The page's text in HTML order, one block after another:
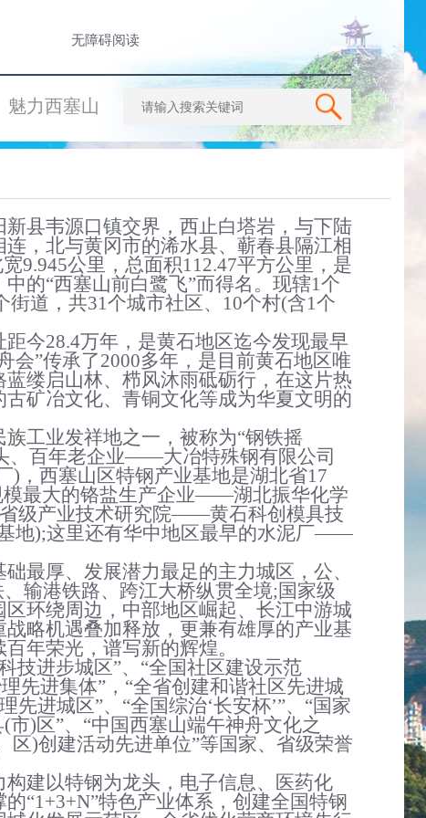
无障碍阅读
魅力西塞山
新县韦源口镇交界，西止白塔岩，与下陆
，北与黄冈市的浠水县、蕲春县隔江相
9.945公里，总面积112.47平方公里， 是
中的“西塞山前白鹭飞”而得名。现辖1个
道，共31个城市社区、10个村(含1个
距今28.4万年，是黄石地区迄今发现最早
会”传承了2000多年，是目前黄石地区唯
蓝缕启山林、栉风沐雨砥砺行，在这片热
矿冶文化、青铜文化等成为华夏文明的
工业发祥地之一，被称为“钢铁摇
、百年老企业——大冶特殊钢有限公司
)，西塞山区特钢产业基地是湖北省17
最大的铬盐生产企业——湖北振华化学
级产业技术研究院——黄石科创模具技
地);这里还有华中地区最早的水泥厂——
最厚、发展潜力最足的主力城区，公、
输港铁路、跨江大桥纵贯全境;国家级
环绕周边，中部地区崛起、长江中游城
略机遇叠加释放，更兼有雄厚的产业基
年荣光，谱写新的辉煌。
技进步城区”、“全国社区建设示范
先进集体”，“全省创建和谐社区先进城
先进城区”、“全国综治‘长安杯’”、“国家
市)区”、 “中国西塞山端午神舟文化之
区)创建活动先进单位”等国家、省级荣誉
构建以特钢为龙头，电子信息、医药化
的“1+3+N”特色产业体系， 创建全国特钢